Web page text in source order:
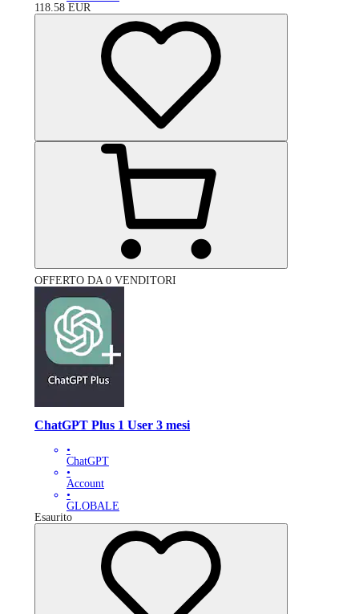
118.58 EUR
OFFERTO DA 0 VENDITORI
ChatGPT Plus 1 User 3 mesi
•
ChatGPT
•
Account
•
GLOBALE
Esaurito